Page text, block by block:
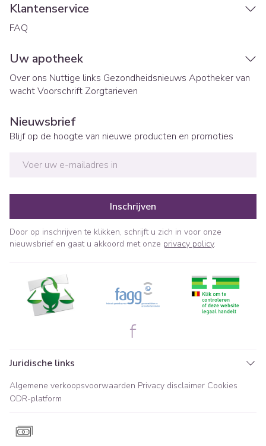
Klantenservice
FAQ
Uw apotheek
Over ons Nuttige links Gezondheidsnieuws Apotheker van
wachtVoorschrift Zorgtarieven
Nieuwsbrief
Blijf op de hoogte van nieuwe producten en promoties
Inschrijven
Door op inschrijven te klikken, schrijft u zich in voor onze
nieuwsbrief en gaat u akkoord met onze privacy policy.
Juridische links
Algemene verkoopsvoorwaarden Privacy disclaimer Cookies
ODR-platform